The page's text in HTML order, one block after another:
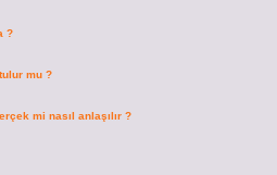
?
mu ?
mi nasıl anlaşılır ?